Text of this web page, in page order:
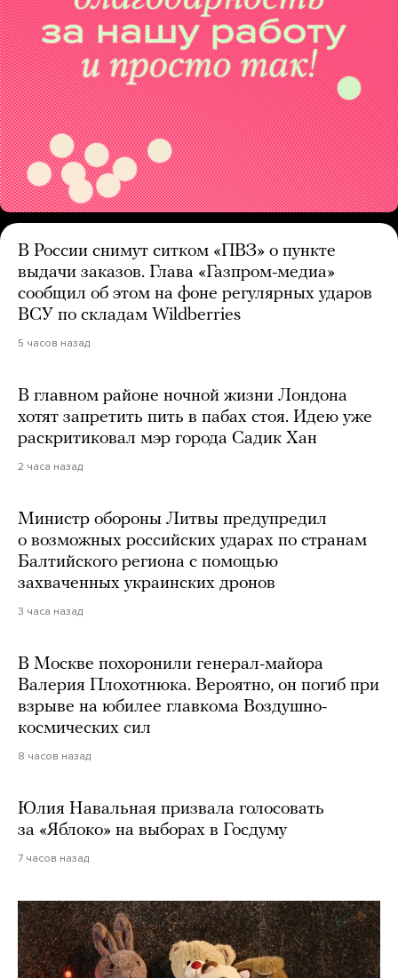
В России снимут ситком «ПВЗ» о пункте
выдачи заказов. Глава «Газпром-медиа»
сообщил об этом на фоне регулярных ударов
ВСУ по складам Wildberries
5 часов назад
В главном районе ночной жизни Лондона
хотят запретить пить в пабах стоя. Идею уже
раскритиковал мэр города Садик Хан
2 часа назад
Министр обороны Литвы предупредил
о возможных российских ударах по странам
Балтийского региона с помощью
захваченных украинских дронов
3 часа назад
В Москве похоронили генерал-майора
Валерия Плохотнюка. Вероятно, он погиб при
взрыве на юбилее главкома Воздушно-
космических сил
8 часов назад
Юлия Навальная призвала голосовать
за «Яблоко» на выборах в Госдуму
7 часов назад